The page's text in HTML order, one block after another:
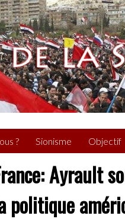
? Sionisme Objectif
Ayrault
politique